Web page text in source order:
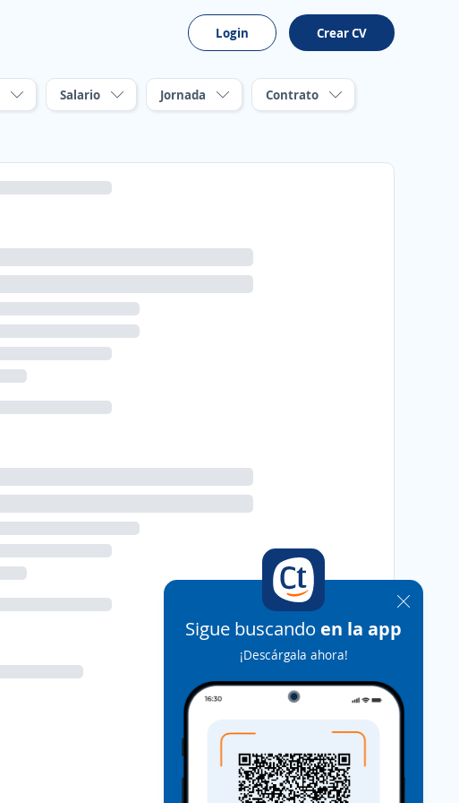
Login Crear CV
Salario Jornada Contrato
Sigue buscando en la app
¡Descárgala ahora!